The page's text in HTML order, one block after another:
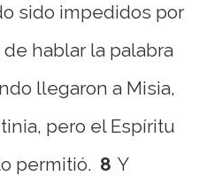
sido impedidos por
hablar la palabra
llegaron a Misia,
pero el Espíritu
permitió. 8 Y